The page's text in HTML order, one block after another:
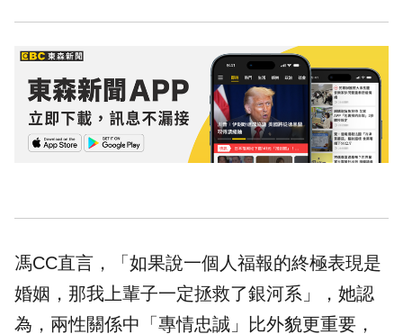
馮CC直言，「如果說一個人福報的終極表現是
婚姻 ，那我上輩子一定拯救了銀河系」，她認
為，兩性關係中「專情忠誠」比外貌更重要，